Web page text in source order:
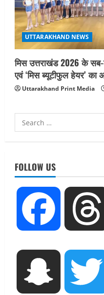
UTTARAKHAND NEWS
मिस उत्तराखंड 2026 के
एवं ‘मिस ब्यूटीफुल हेयर’ का
Uttarakhand Print Media
Search
for:
FOLLOW US
Facebook
Snapchat
मिस
ब्यूटीफुल
एमआईटी